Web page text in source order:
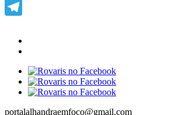
Email
portalalhandraemfoco@gmail.com